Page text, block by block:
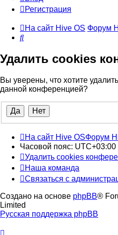
Регистрация
На сайт Hive OS Форум
Поиск
Удалить cookies
Вы уверены, что хотите
данной конференцией?
На сайт Hive OSФорум
Часовой пояс: UTC+03:00
Удалить cookies
Наша команда
Связаться с
Создано на основе phpBB®
Limited
Русская поддержка phpBB